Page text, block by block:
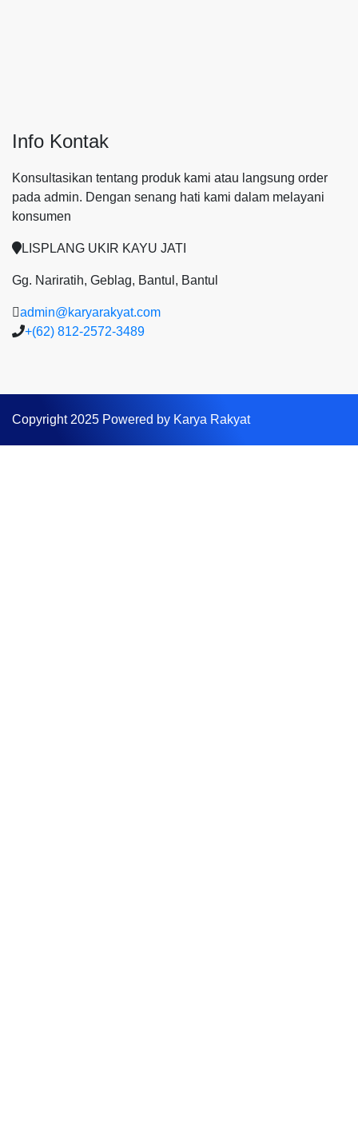
Info Kontak
Konsultasikan tentang produk kami atau langsung order
pada admin. Dengan senang hati kami dalam melayani
konsumen
LISPLANG UKIR KAYU JATI
Gg. Nariratih, Geblag, Bantul, Bantul
admin@karyarakyat.com
+(62) 812-2572-3489
Copyright 2025 Powered by Karya Rakyat